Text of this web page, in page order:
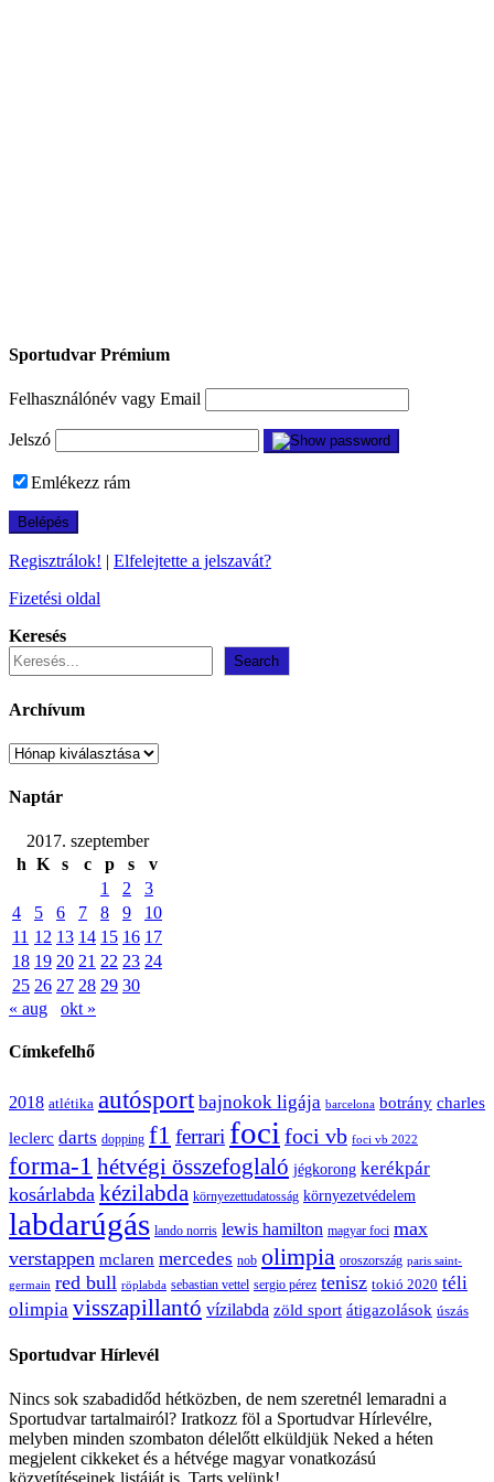
Sportudvar Prémium
Felhasználónév vagy Email
Jelszó
Emlékezz rám
Regisztrálok! | Elfelejtette a jelszavát?
Fizetési oldal
Keresés
Search
Archívum
Archívum
Naptár
2017. szeptember
h K s c p s
v
1
2
3
4
5 6 7 8 9
10
11 12 13 14 15 16 17
18 19 20 21 22 23 24
25 26 27 28 29 30
« aug
okt »
Címkefelhő
2018 atlétika autósport bajnokok ligája barcelona botrány charles
leclerc darts dopping f1 ferrari foci foci vb foci vb 2022
forma-1 hétvégi összefoglaló jégkorong kerékpár
kosárlabda kézilabda környezettudatosság környezetvédelem
labdarúgás lando norris lewis hamilton magyar foci max
verstappen mclaren mercedes nob olimpia oroszország paris saint-
germain red bull röplabda sebastian vettel sergio pérez tenisz tokió 2020 téli
olimpia visszapillantó vízilabda zöld sport átigazolások úszás
Sportudvar Hírlevél
Nincs sok szabadidőd hétközben, de nem szeretnél lemaradni a
Sportudvar tartalmairól? Iratkozz föl a Sportudvar Hírlevélre,
melyben minden szombaton délelőtt elküldjük Neked a héten
megjelent cikkeket és a hétvége magyar vonatkozású
közvetítéseinek listáját is. Tarts velünk!